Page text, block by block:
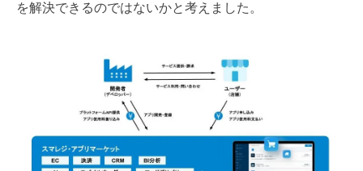
を解決できるのではないかと考えました。